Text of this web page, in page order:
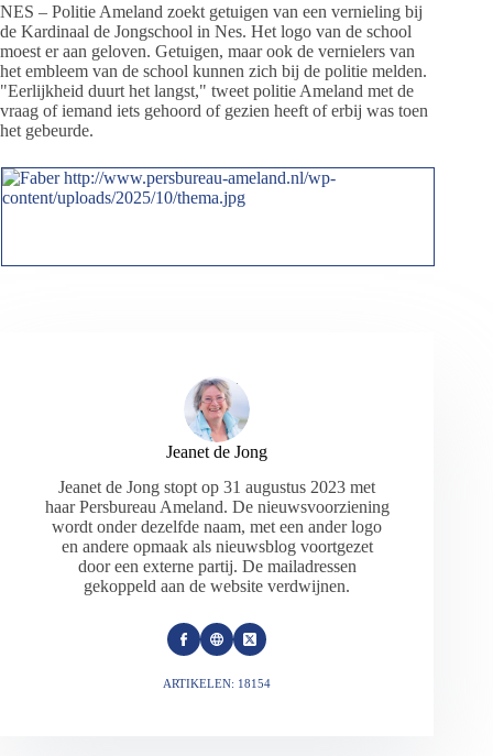
NES – Politie Ameland zoekt getuigen van een vernieling bij
de Kardinaal de Jongschool in Nes. Het logo van de school
moest er aan geloven. Getuigen, maar ook de vernielers van
het embleem van de school kunnen zich bij de politie melden.
"Eerlijkheid duurt het langst," tweet politie Ameland met de
vraag of iemand iets gehoord of gezien heeft of erbij was toen
het gebeurde.
Jeanet de Jong
Jeanet de Jong stopt op 31 augustus 2023 met
haar Persbureau Ameland. De nieuwsvoorziening
wordt onder dezelfde naam, met een ander logo
en andere opmaak als nieuwsblog voortgezet
door een externe partij. De mailadressen
gekoppeld aan de website verdwijnen.
ARTIKELEN: 18154